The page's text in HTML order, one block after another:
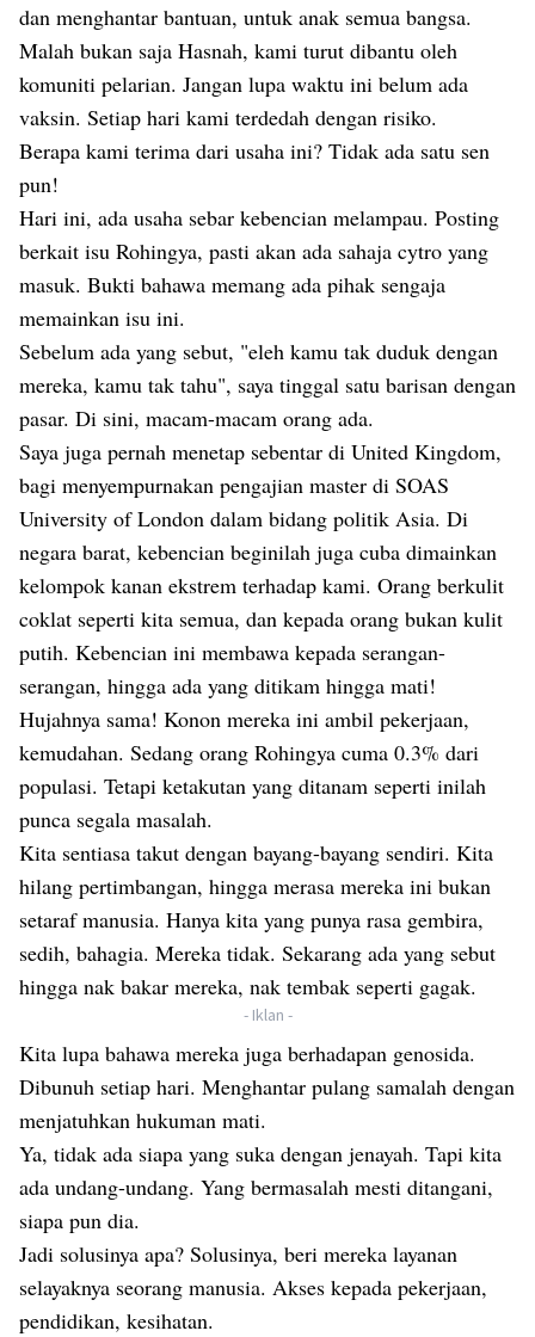
dan menghantar bantuan, untuk anak semua bangsa.
Malah bukan saja Hasnah, kami turut dibantu oleh
komuniti pelarian. Jangan lupa waktu ini belum ada
vaksin. Setiap hari kami terdedah dengan risiko.
Berapa kami terima dari usaha ini? Tidak ada satu sen
pun!
Hari ini, ada usaha sebar kebencian melampau. Posting
berkait isu Rohingya, pasti akan ada sahaja cytro yang
masuk. Bukti bahawa memang ada pihak sengaja
memainkan isu ini.
Sebelum ada yang sebut, "eleh kamu tak duduk dengan
mereka, kamu tak tahu", saya tinggal satu barisan dengan
pasar. Di sini, macam-macam orang ada.
Saya juga pernah menetap sebentar di United Kingdom,
bagi menyempurnakan pengajian master di SOAS
University of London dalam bidang politik Asia. Di
negara barat, kebencian beginilah juga cuba dimainkan
kelompok kanan ekstrem terhadap kami. Orang berkulit
coklat seperti kita semua, dan kepada orang bukan kulit
putih. Kebencian ini membawa kepada serangan-
serangan, hingga ada yang ditikam hingga mati!
Hujahnya sama! Konon mereka ini ambil pekerjaan,
kemudahan. Sedang orang Rohingya cuma 0.3% dari
populasi. Tetapi ketakutan yang ditanam seperti inilah
punca segala masalah.
Kita sentiasa takut dengan bayang-bayang sendiri. Kita
hilang pertimbangan, hingga merasa mereka ini bukan
setaraf manusia. Hanya kita yang punya rasa gembira,
sedih, bahagia. Mereka tidak. Sekarang ada yang sebut
hingga nak bakar mereka, nak tembak seperti gagak.
- Iklan -
Kita lupa bahawa mereka juga berhadapan genosida.
Dibunuh setiap hari. Menghantar pulang samalah dengan
menjatuhkan hukuman mati.
Ya, tidak ada siapa yang suka dengan jenayah. Tapi kita
ada undang-undang. Yang bermasalah mesti ditangani,
siapa pun dia.
Jadi solusinya apa? Solusinya, beri mereka layanan
selayaknya seorang manusia. Akses kepada pekerjaan,
pendidikan, kesihatan.